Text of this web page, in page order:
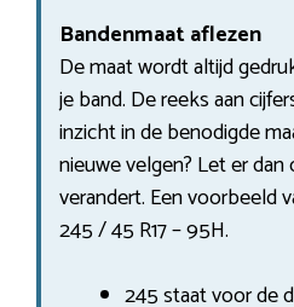
Bandenmaat aflezen
De maat wordt altijd
je band. De reeks aan
inzicht in de benodigde
nieuwe velgen? Let er
verandert. Een voorbeeld
245 / 45 R17 – 95H.
245 staat voor de